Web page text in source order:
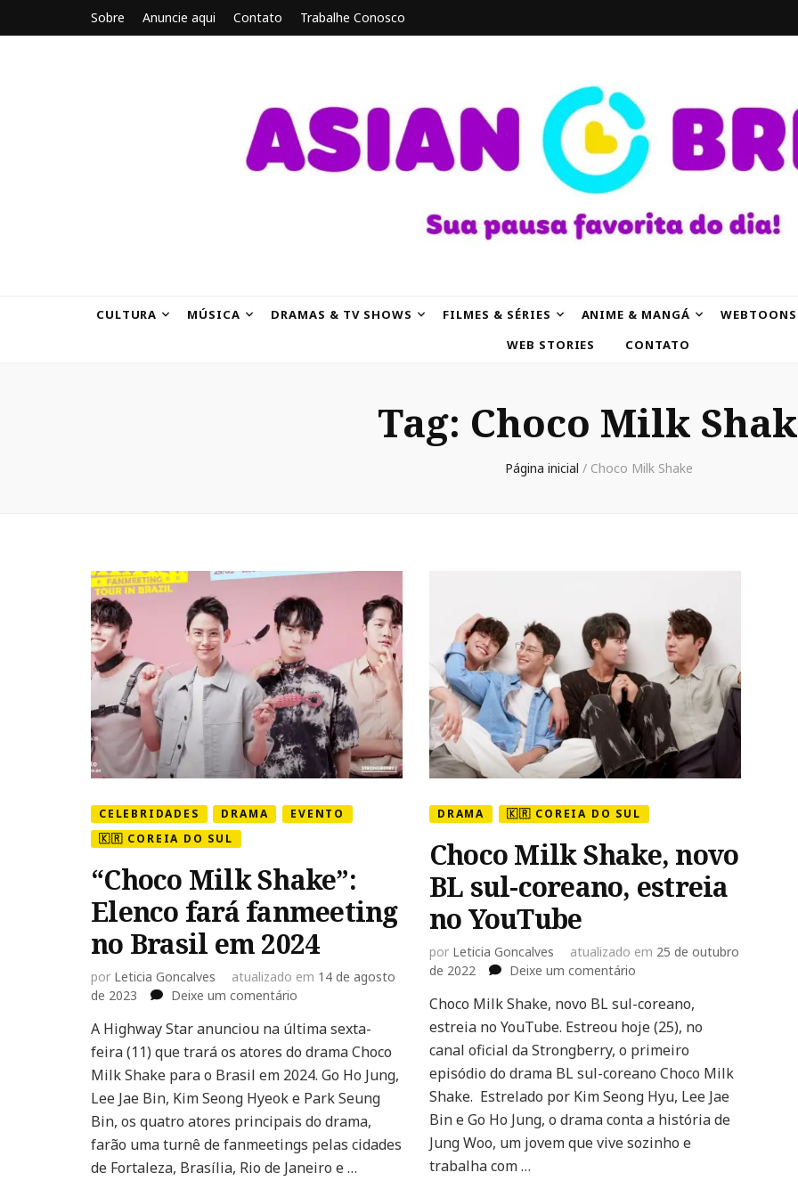
Sobre Anuncie aqui Contato Trabalhe Conosco
CULTURA MÚSICA DRAMAS & TV SHOWS FILMES & SÉRIES ANIME & MANGÁ
WEBTOONS
WEB STORIES
CONTATO
Tag: Choco Milk
Página inicial / Choco Milk Shake
CELEBRIDADES DRAMA
EVENTO
🇰🇷 COREIA DO SUL
“Choco Milk Shake”:
Elenco fará fanmeeting
no Brasil em 2024
por Leticia Goncalves atualizado em 14 de agosto
de 2023
Deixe um comentário
Milk
Shake”:
Elenco
fanmeeting
no
Brasil
em
A Highway Star anunciou na última sexta-
feira (11) que trará os atores do drama Choco
Milk Shake para o Brasil em 2024. Go Ho Jung,
Lee Jae Bin, Kim Seong Hyeok e Park Seung
Bin, os quatro atores principais do drama,
farão uma turnê de fanmeetings pelas cidades
de Fortaleza, Brasília, Rio de Janeiro e …
DRAMA 🇰🇷 COREIA DO SUL
Choco Milk Shake, novo
BL sul-coreano, estreia
no YouTube
por Leticia Goncalves atualizado em 25 de outubro
de 2022
Deixe um comentárioem
Milk
Shake,
novo
sul-
coreano,
estreia
no
Choco Milk Shake, novo BL sul-coreano,
estreia no YouTube. Estreou hoje (25), no
canal oficial da Strongberry, o primeiro
episódio do drama BL sul-coreano Choco Milk
Shake. Estrelado por Kim Seong Hyu, Lee Jae
Bin e Go Ho Jung, o drama conta a história de
Jung Woo, um jovem que vive sozinho e
trabalha com …